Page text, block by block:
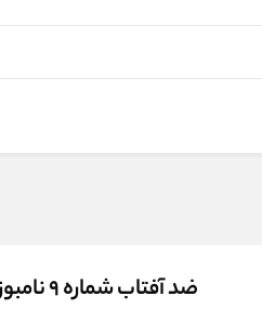
ضد آفتاب شماره ۹ نامبوزین